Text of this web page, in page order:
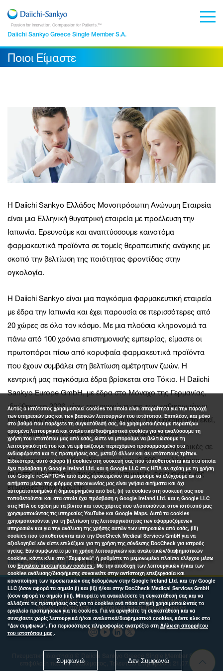
Passion for Innovation. Compassion for Patients.™
Daiichi Sankyo Greece Single Member S.A.
Ποιοι Είμαστε
Η Daiichi Sankyo Ελλάδος Μονοπρόσωπη Ανώνυμη Εταιρεία
είναι μια Ελληνική θυγατρική εταιρεία με προέλευση την
Ιαπωνία. Ερευνούμε και αναπτύσσουμε καινοτόμα
φαρμακευτικά προϊόντα σε τομείς θεραπευτικής ανάγκης με
σκοπό την βελτίωση της ποιότητας φροντίδας στην
ογκολογία.
Η Daiichi Sankyo είναι μια παγκόσμια φαρμακευτική εταιρεία
με έδρα την Ιαπωνία και έχει παρουσία σε περισσότερες από
20 χώρες σε όλο τον κόσμο. Με μια πλούσια κληρονομιά τα
πάνω από 100 χρόνια επιστημονικής εμπειρίας, είμαστε οι
πρωτοπόροι πίσω από κορυφαία φαρμακευτικά προϊόντα
που έχουν συμβάλει στη βελτίωση αμέτρητων ζωών. Η
κεντρική μας παγκόσμια έδρα βρίσκεται στο Τόκιο. Η Daiichi
Sankyo Europe GmbH, με έδρα στο Μόναχο της Γερμανίας,
ιδρύθηκε το 2006 μέσω της συγχώνευσης των καθιερωμένων
ιαπωνικών εταιρειών Daiichi και Sankyo. Όχι μακριά από εκεί,
στο Pfaffenhofen, βρίσκεται ένα από τα εργοστάσια
παγκόσμιας παραγωγής. Στην Ευρώπη, έχουμε θυγατρικές σε
14 χώρες και στον Καναδά με περίπου 2.500 υπαλλήλους και
είμαστε μια από τις ισχυρότερες ιαπωνικές φαρμακευτικές
εταιρείες στην Ευρώπη.
Home Σχετικά με Εμάς Ποιοι Είμαστε
Αποποίηση ευθύνης
Ειδοποίηση προστασίας δεδομένων
Νομική ειδοποίηση
Εργαλείο προτιμήσεων cookies
Daiichi Sankyo Greece Single Member S.A.
επιφύλαξη παντός δικαιώματος, Τελευταία Ενημέρωση: 21.07.2026
Αυτός ο ιστότοπος χρησιμοποιεί cookies τα οποία είναι απαραίτητα για την παροχή
των υπηρεσιών μας και των βασικών λειτουργιών του ιστότοπου. Επιπλέον, και μόνο
στο βαθμό που παρέχετε τη συγκατάθεσή σας, θα χρησιμοποιήσουμε περαιτέρω
ορισμένα λειτουργικά και αναλυτικά/διαφημιστικά cookies για να αναλύσουμε τη
χρήση του ιστοτόπου μας από εσάς, ώστε να μπορούμε να βελτιώσουμε τη
λειτουργικότητά του και να εμφανίζουμε περιεχόμενο προσαρμοσμένο στα
ενδιαφέροντα και τις προτιμήσεις σας, μεταξύ άλλων και σε ιστότοπους τρίτων.
Ειδικότερα, αυτό αφορά (i) cookies στη συσκευή σας που τοποθετούνται και στα οποία
έχει πρόσβαση η Google Ireland Ltd. και η Google LLC στις ΗΠΑ σε σχέση με τη χρήση
του Google reCAPTCHA από εμάς, προκειμένου να μπορούμε να ελέγχουμε αν τα
αιτήματα μέσω της φόρμας επικοινωνίας μας είναι γνήσια αιτήματα και όχι
αυτοματοποιημένα ή δημιουργημένα από bot, (ii) τα cookies στη συσκευή σας που
τοποθετούνται και στα οποία έχει πρόσβαση η Google Ireland Ltd. και η Google LLC
στις ΗΠΑ σε σχέση με τα βίντεο και τους χάρτες που υλοποιούνται στον ιστότοπό μας
χρησιμοποιώντας τις υπηρεσίες YouTube και Google Maps. Αυτά τα cookies
χρησιμοποιούνται για τη βελτίωση της λειτουργικότητας των εφαρμοζόμενων
υπηρεσιών και για την ανάλυση της χρήσης αυτών των υπηρεσιών από εσάς, (iii)
cookies που τοποθετούνται από την DocCheck Medical Services GmbH για να
αξιολογηθεί εάν είστε επιλέξιμοι για τη χρήση της σύνδεσης DocCheck για ιατρούς
υγείας. Εάν συμφωνείτε με τη χρήση λειτουργικών και αναλυτικών/διαφημιστικών
cookies, κάντε κλικ στο "Συμφωνώ" ή ρυθμίστε το μεμονωμένο πλαίσιο ελέγχου μέσω
του Εργαλείο προτιμήσεων cookies . Με την αποδοχή των λειτουργικών ή/και των
cookies ανάλυσης/διαφήμισης συναινείτε στην αντίστοιχη επεξεργασία και
κοινοποίηση των προσωπικών σας δεδομένων στην Google Ireland Ltd. και την Google
LLC (όσον αφορά τα σημεία (i) και (ii)) ή/και στην DocCheck Medical Services GmbH
(όσον αφορά το σημείο (iii)). Μπορείτε να ανακαλέσετε τη συγκατάθεσή σας και να
αλλάξετε τις προτιμήσεις σας για τα cookies ανά πάσα στιγμή χρησιμοποιώντας το
εργαλείο προτιμήσεων για τα cookies. Για να αρνηθείτε τη συγκατάθεση και να
συνεχίσετε χωρίς λειτουργικά ή/και αναλυτικά/διαφημιστικά cookies, κάντε κλικ στο
"Δεν συμφωνώ". Για περισσότερες πληροφορίες ανατρέξτε στη Δήλωση απορρήτου
του ιστοτόπου μας .
Συμφωνώ Δεν Συμφωνώ